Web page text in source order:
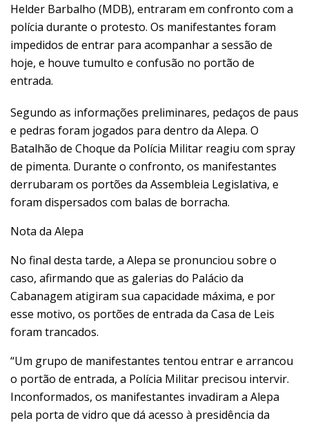
Helder Barbalho (MDB), entraram em confronto com a
polícia durante o protesto. Os manifestantes foram
impedidos de entrar para acompanhar a sessão de
hoje, e houve tumulto e confusão no portão de
entrada.
Segundo as informações preliminares, pedaços de paus
e pedras foram jogados para dentro da Alepa. O
Batalhão de Choque da Polícia Militar reagiu com spray
de pimenta. Durante o confronto, os manifestantes
derrubaram os portões da Assembleia Legislativa, e
foram dispersados com balas de borracha.
Nota da Alepa
No final desta tarde, a Alepa se pronunciou sobre o
caso, afirmando que as galerias do Palácio da
Cabanagem atigiram sua capacidade máxima, e por
esse motivo, os portões de entrada da Casa de Leis
foram trancados.
“Um grupo de manifestantes tentou entrar e arrancou
o portão de entrada, a Polícia Militar precisou intervir.
Inconformados, os manifestantes invadiram a Alepa
pela porta de vidro que dá acesso à presidência da